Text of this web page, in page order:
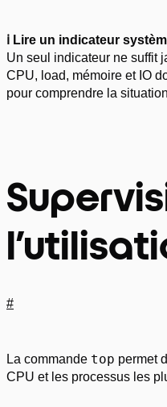
ℹ️ Lire un indicateur
Un seul indicateur ne suffit
CPU, load, mémoire et IO
pour comprendre la
#
La commande top permet
CPU et les processus les